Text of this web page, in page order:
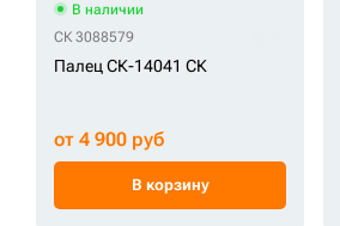
В наличии
СК 3088579
Палец СК-14041 СК
от 4 900 руб
В корзину